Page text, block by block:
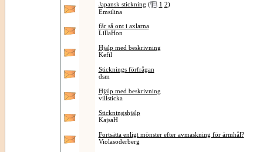
Japansk stickning ( 1 2)
Emsilina
får så ont i axlarna
LillaHon
Hjälp med beskrivning
Kefil
Sticknings förfrågan
dsm
Hjälp med beskrivning
villsticka
Stickningshjälp
KajsaH
Fortsätta enligt mönster efter avmaskning för ärmhål?
Violasoderberg